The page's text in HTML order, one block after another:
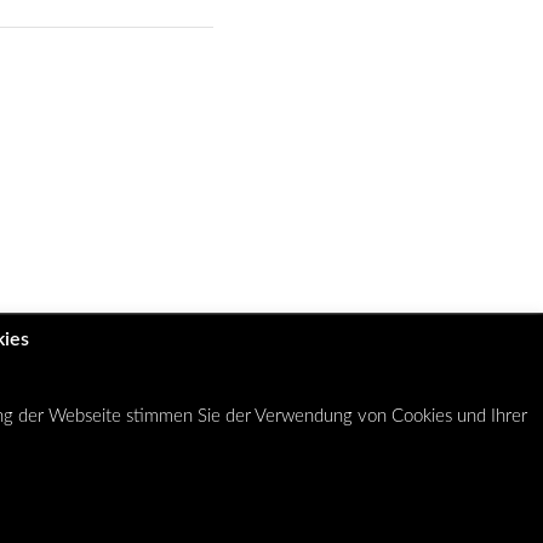
der Webseite stimmen Sie der Verwendung von Cookies und Ihrer